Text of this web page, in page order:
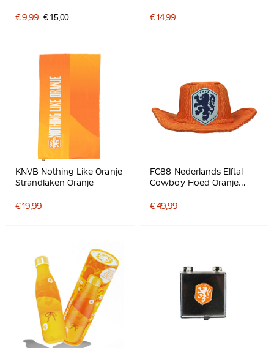
€ 9,99 € 15,00 € 14,99
KNVB Nothing Like Oranje
Strandlaken Oranje
€ 19,99
FC88 Nederlands Elftal
Cowboy Hoed Oranje
€ 49,99